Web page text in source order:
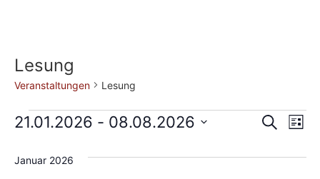
Lesung
Veranstaltungen Lesung
SucheListe
21.01.2026 - 08.08.2026
Januar 2026